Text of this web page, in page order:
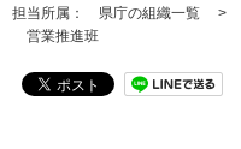
担当所属： 県庁の組織一覧 >
営業推進班